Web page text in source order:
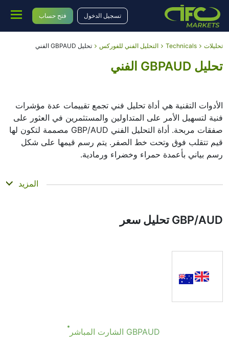
تسجيل الدخول فتح حساب
تحليلات Technicals التحليل الفني للفوركس تحليل GBPAUD الفني
تحليل GBPAUD الفني
الأدوات التقنية هي أداة تحليل فني تجمع تقييمات عدة مؤشرات
فنية لتسهيل الأمر على المتداولين والمستثمرين في العثور على
صفقات مربحة. أداة التحليل الفني GBP/AUD مصممة لتكون لها
قيم تتقلب فوق وتحت خط الصفر. يتم رسم قيمها على شكل
رسم بياني بأعمدة حمراء وخضراء ورمادية.
الملخص
من المحللين أو المتداولين. يستخدم العديد من المتداولين
مجموعة من المؤشرات التكميلية لاتخاذ قرارات أفضل. تقوم
فقط على توصيات مؤشر التقييمات الفنية. التوصيات تشير فقط
إلى تحقق بعض الشروط لمجموعة من المؤشرات الفردية التي
المزيد
GBP/AUD تحليل سعر
GBPAUD الشارت المباشر